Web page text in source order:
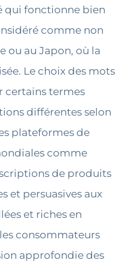
qui fonctionne bien
comme non
ou au Japon, où la
Le choix des mots
certains termes
différentes selon
plateformes de
comme
de produits
et persuasives aux
et riches en
consommateurs
approfondie des